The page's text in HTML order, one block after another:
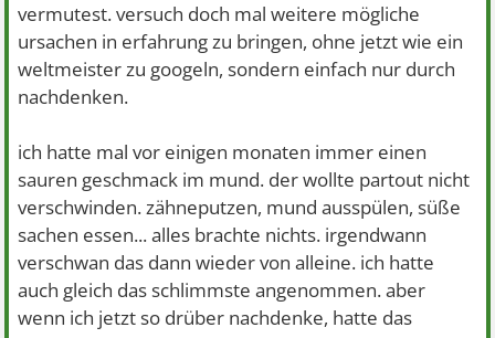
vermutest. versuch doch mal weitere mögliche
ursachen in erfahrung zu bringen, ohne jetzt wie ein
weltmeister zu googeln, sondern einfach nur durch
nachdenken.
ich hatte mal vor einigen monaten immer einen
sauren geschmack im mund. der wollte partout nicht
verschwinden. zähneputzen, mund ausspülen, süße
sachen essen... alles brachte nichts. irgendwann
verschwan das dann wieder von alleine. ich hatte
auch gleich das schlimmste angenommen. aber
wenn ich jetzt so drüber nachdenke, hatte das